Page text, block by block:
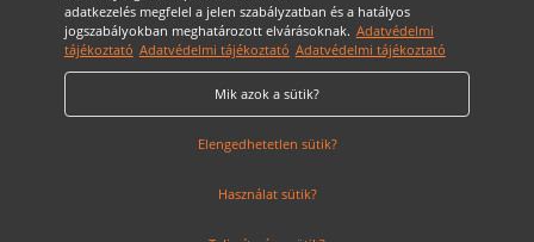
Adatvédelmi nyilatkozatot
adatkezelés megfelel a jelen szabályzatban és a hatályos
jogszabályokban meghatározott elvárásoknak. Adatvédelmi
tájékoztató Adatvédelmi tájékoztató Adatvédelmi tájékoztató
Mik azok a sütik?
Elengedhetetlen sütik?
Használat sütik?